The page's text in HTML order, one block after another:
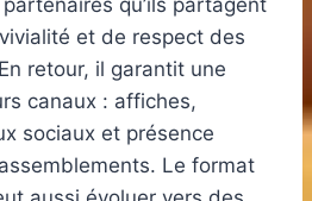
qu’ils partagent
et de respect des
retour, il garantit une
canaux : affiches,
sociaux et présence
Le format